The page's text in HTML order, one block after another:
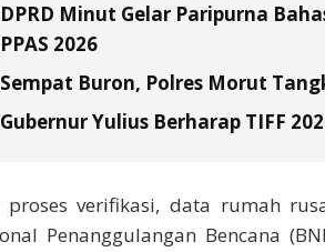
DPRD Minut Gelar Paripurna
PPAS 2026
Sempat Buron, Polres Morut
Gubernur Yulius Berharap TIFF
proses verifikasi, data rumah
Penanggulangan Bencana